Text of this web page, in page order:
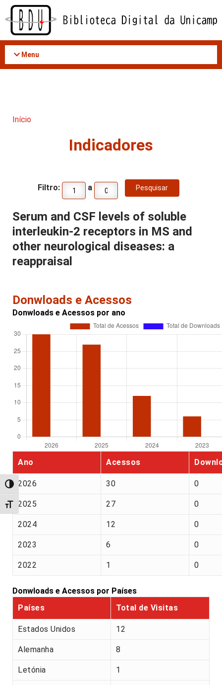
Acessar
conteúdo
Alternar alto contraste
Alternar tamanho da fonte
Menu
Início
Indicadores
Filtro: a
Serum and CSF levels of soluble
interleukin-2 receptors in MS and
other neurological diseases: a
reappraisal
Donwloads e Acessos
Donwloads e Acessos por ano
Ano Acessos
2026 30 0
2025 27 0
2024 12 0
2023 6 0
2022 1 0
Donwloads e Acessos por Países
Países
Total de Visitas
Estados Unidos 12
Alemanha 8
Letónia 1